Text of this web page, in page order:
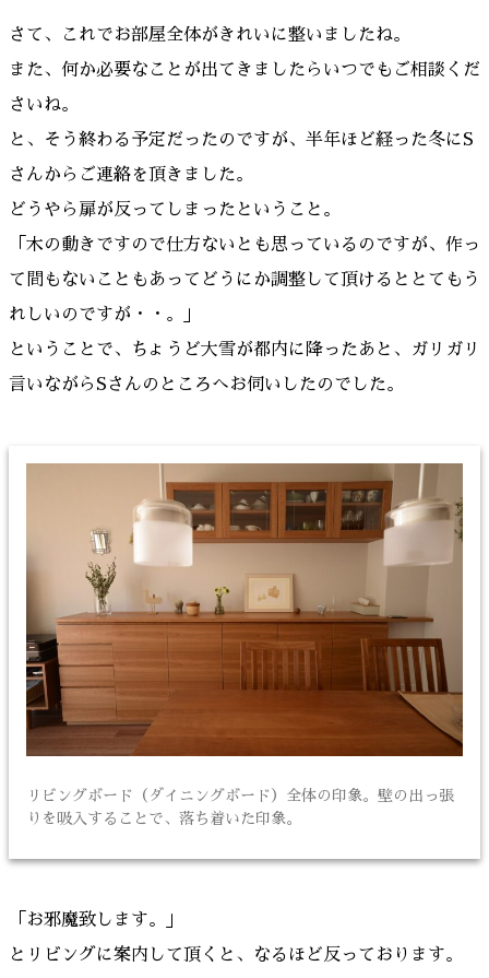
さて、これでお部屋全体がきれいに整いましたね。
また、何か必要なことが出てきましたらいつでもご相談くだ
さいね。
と、そう終わる予定だったのですが、半年ほど経った冬にS
さんからご連絡を頂きました。
どうやら扉が反ってしまったということ。
「木の動きですので仕方ないとも思っているのですが、作っ
て間もないこともあってどうにか調整して頂けるととてもう
れしいのですが・・。」
ということで、ちょうど大雪が都内に降ったあと、ガリガリ
言いながらSさんのところへお伺いしたのでした。
リビングボード（ダイニングボード）全体の印象。壁の出っ張
りを吸入することで、落ち着いた印象。
「お邪魔致します。」
とリビングに案内して頂くと、なるほど反っております。